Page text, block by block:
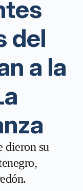
del
a la
dieron su